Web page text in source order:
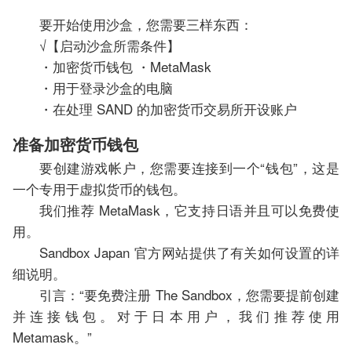
要开始使用沙盒，您需要三样东西：
√【启动沙盒所需条件】
・加密货币钱包 ・MetaMask
・用于登录沙盒的电脑
・在处理 SAND 的加密货币交易所开设账户
准备加密货币钱包
要创建游戏帐户，您需要连接到一个“钱包”，这是
一个专用于虚拟货币的钱包。
我们推荐 MetaMask，它支持日语并且可以免费使
用。
Sandbox Japan 官方网站提供了有关如何设置的详
细说明。
引言：“要免费注册 The Sandbox，您需要提前创建
并连接钱包。对于日本用户，我们推荐使用
Metamask。”